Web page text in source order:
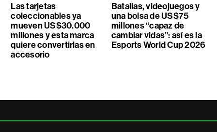
Las tarjetas
coleccionables ya
mueven US$30.000
millones y esta marca
quiere convertirlas en
accesorio
Batallas, videojuegos y
una bolsa de US$75
millones “capaz de
cambiar vidas”: así es la
Esports World Cup 2026